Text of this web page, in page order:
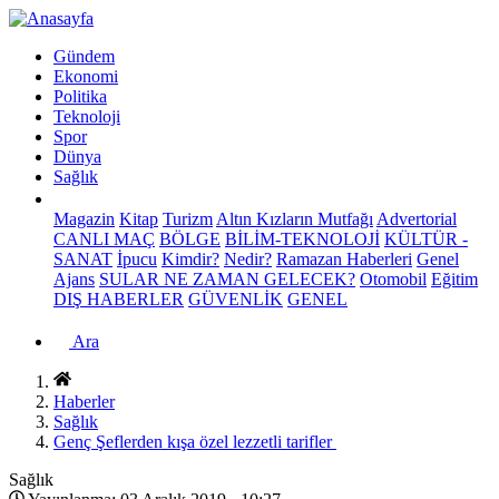
Gündem
Ekonomi
Politika
Teknoloji
Spor
Dünya
Sağlık
Magazin Kitap Turizm Altın Kızların Mutfağı Advertorial
CANLI MAÇ BÖLGE BİLİM-TEKNOLOJİ KÜLTÜR -
SANAT İpucu Kimdir? Nedir? Ramazan Haberleri Genel
Ajans SULAR NE ZAMAN GELECEK? Otomobil Eğitim
DIŞ HABERLER GÜVENLİK GENEL
Ara
Haberler
Sağlık
Genç Şeflerden kışa özel lezzetli tarifler
Sağlık